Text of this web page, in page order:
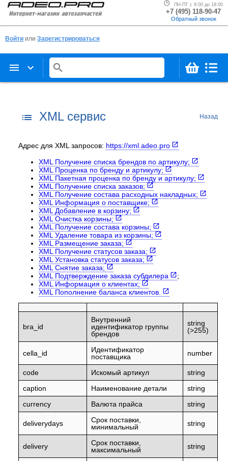
ПН-ПТ с 9:00 до 18:00
+7 (495) 118-90-47
Обратный звонок
Войти или Зарегистрироваться
menu keyboard_arrow_down search
list XML сервис Назад
Адрес для XML запросов: https://xml.adeo.pro
XML Получение списка брендов по артикулу;
XML Проценка по бренду и артикулу;
XML Пакетная проценка по бренду и артикулу;
XML Получение списка заказов;
XML Получение состава расходных накладных;
XML Информация о поставщике;
XML Добавление в корзину;
XML Очистка корзины;
XML Получение состава корзины;
XML Удаление товара из корзины;
XML Размещение заказа;
XML Получение статусов заказа;
XML Установка статусов заказа;
XML Cнятие заказа;
XML Подтверждение заказа субдилера
;
XML Информация о клиентах;
XML Пополнение баланса клиентов.
bra_id
Внутренний
идентификатор группы
брендов
string
(>255)
cella_id
Идентификатор
поставщика
number
code Искомый артикул
string
caption
Наименование детали
string
currency
Валюта прайса string
deliverydays
Срок поставки,
минимальный
string
delivery
Срок поставки,
максимальный
string